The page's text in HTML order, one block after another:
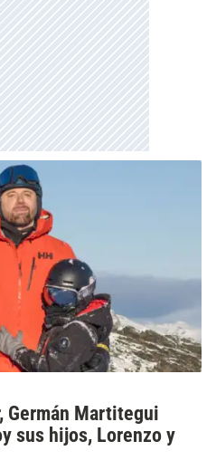
Germán Martitegui
sus hijos, Lorenzo y